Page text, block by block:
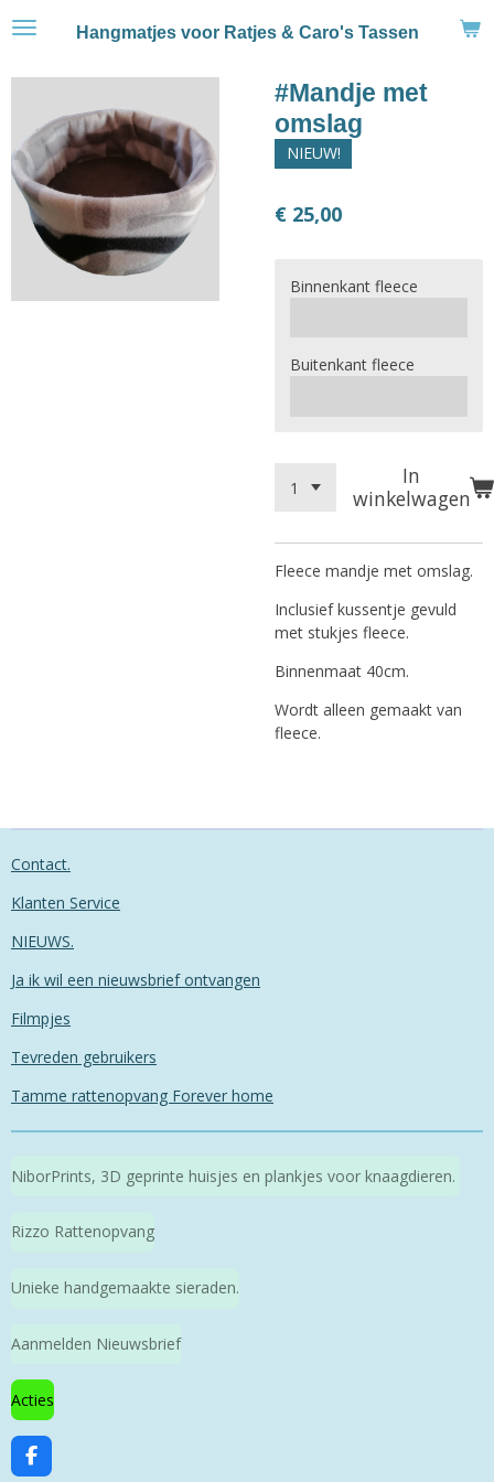
Ga
hoofdinhoud
Hangmatjes voor Ratjes & Caro's Tassen
#Mandje met
omslag
NIEUW!
€ 25,00
Binnenkant fleece
Buitenkant fleece
In
winkelwagen
Fleece mandje met omslag.
Inclusief kussentje gevuld
met stukjes fleece.
Binnenmaat 40cm.
Wordt alleen gemaakt van
fleece.
Contact.
Klanten Service
NIEUWS.
Ja ik wil een nieuwsbrief ontvangen
Filmpjes
Tevreden gebruikers
Tamme rattenopvang Forever home
NiborPrints, 3D geprinte huisjes en plankjes voor knaagdieren.
Rizzo Rattenopvang
Unieke handgemaakte sieraden.
Aanmelden Nieuwsbrief
Acties
F